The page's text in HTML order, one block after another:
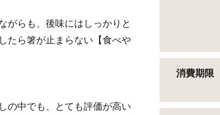
がらも、後味にはしっかりと
たら箸が止まらない【食べや
の中でも、とても評価が高い
消費期限